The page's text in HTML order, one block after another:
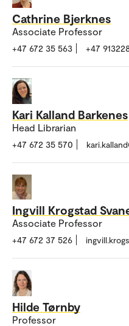
Cathrine Bjerknes
Associate Professor
+47 672 35 563 +47
Kari Kalland Barkenes
Head Librarian
+47 672 35 570
Ingvill Krogstad
Associate Professor
+47 672 37 526
Hilde Tørnby
Professor